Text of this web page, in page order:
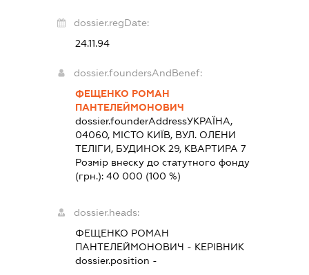
dossier.regDate:
24.11.94
dossier.foundersAndBenef:
ФЕЩЕНКО РОМАН
ПАНТЕЛЕЙМОНОВИЧ
dossier.founderAddressУКРАЇНА,
04060, МІСТО КИЇВ, ВУЛ. ОЛЕНИ
ТЕЛІГИ, БУДИНОК 29, КВАРТИРА 7
Розмір внеску до статутного фонду
(грн.):40 000 (100 %)
dossier.heads:
ФЕЩЕНКО РОМАН
ПАНТЕЛЕЙМОНОВИЧ - КЕРІВНИК
dossier.position -